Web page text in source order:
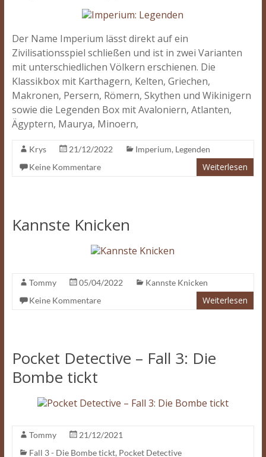
Der Name Imperium lässt direkt auf ein
Zivilisationsspiel schließen und ist in zwei Varianten
mit unterschiedlichen Völkern erschienen. Die
Klassikbox mit Karthagern, Kelten, Griechen,
Makronen, Persern, Römern, Skythen und Wikinigern
sowie die Legenden Box mit Avaloniern, Atlanten,
Ägyptern, Maurya, Minoern,
Krys 21/12/2022 Imperium, Legenden
Keine Kommentare
Weiterlesen
Kannste Knicken
Tommy 05/04/2022
Kannste Knicken
Keine Kommentare
Weiterlesen
Pocket Detective – Fall 3: Die
Bombe tickt
Tommy
21/12/2021
Fall 3 - Die Bombe tickt, Pocket Detective